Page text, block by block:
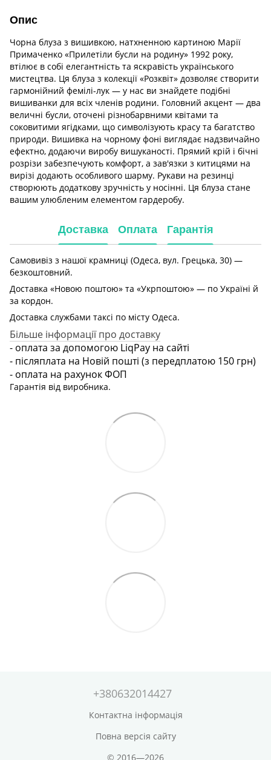
Опис
Чорна блуза з вишивкою, натхненною картиною Марії
Примаченко «Прилетіли бусли на родину» 1992 року,
втілює в собі елегантність та яскравість українського
мистецтва. Ця блуза з колекції «Розквіт» дозволяє створити
гармонійний фемілі-лук — у нас ви знайдете подібні
вишиванки для всіх членів родини. Головний акцент — два
величні бусли, оточені різнобарвними квітами та
соковитими ягідками, що символізують красу та багатство
природи. Вишивка на чорному фоні виглядає надзвичайно
ефектно, додаючи виробу вишуканості. Прямий крій і бічні
розрізи забезпечують комфорт, а зав'язки з китицями на
вирізі додають особливого шарму. Рукави на резинці
створюють додаткову зручність у носінні. Ця блуза стане
вашим улюбленим елементом гардеробу.
Доставка Оплата Гарантія
Самовивіз з нашої крамниці (Одеса, вул. Грецька, 30) —
безкоштовний.
Доставка «Новою поштою» та «Укрпоштою» — по Україні й
за кордон.
Доставка службами таксі по місту Одеса.
Більше інформації про доставку
- оплата за допомогою LiqPay на сайті
- післяплата на Новій пошті (з передплатою 150 грн)
- оплата на рахунок ФОП
Гарантія від виробника.
+380632014427
Контактна інформація
Повна версія сайту
© 2016—2026